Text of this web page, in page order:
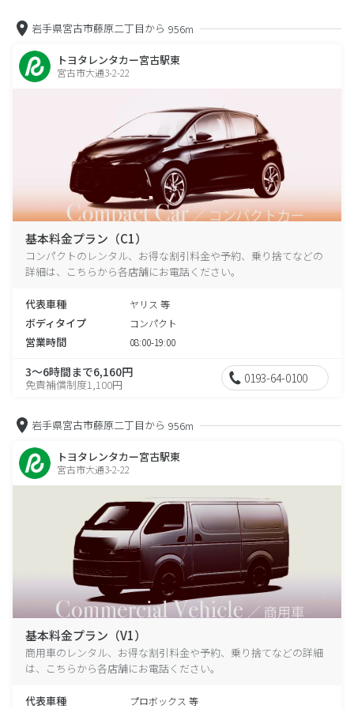
岩手県宮古市藤原二丁目から 956m
トヨタレンタカー宮古駅東
宮古市大通3-2-22
基本料金プラン（C1）
コンパクトのレンタル、お得な割引料金や予約、乗り捨てなどの
詳細は、こちらから各店舗にお電話ください。
代表車種 ヤリス 等
ボディタイプ コンパクト
営業時間 08:00-19:00
3～6時間まで6,160円
免責補償制度1,100円 0193-64-0100
岩手県宮古市藤原二丁目から 956m
トヨタレンタカー宮古駅東
宮古市大通3-2-22
基本料金プラン（V1）
商用車のレンタル、お得な割引料金や予約、乗り捨てなどの詳細
は、こちらから各店舗にお電話ください。
代表車種 プロボックス 等